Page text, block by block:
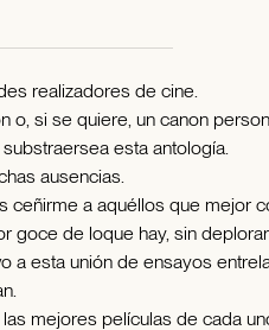
realizadores de cine.
o, si se quiere, un canon
esta antología.
ausencias.
ceñirme a aquéllos que mejor
goce de loque hay, sin
a esta unión de ensayos
mejores películas de cada